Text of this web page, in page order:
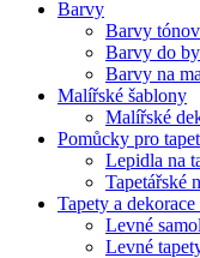
Barvy
Barvy
Barvy do
Barvy na
Malířské šablony
Malířské
Pomůcky pro
Lepidla na
Tapetářské
Tapety a
Levné
Levné